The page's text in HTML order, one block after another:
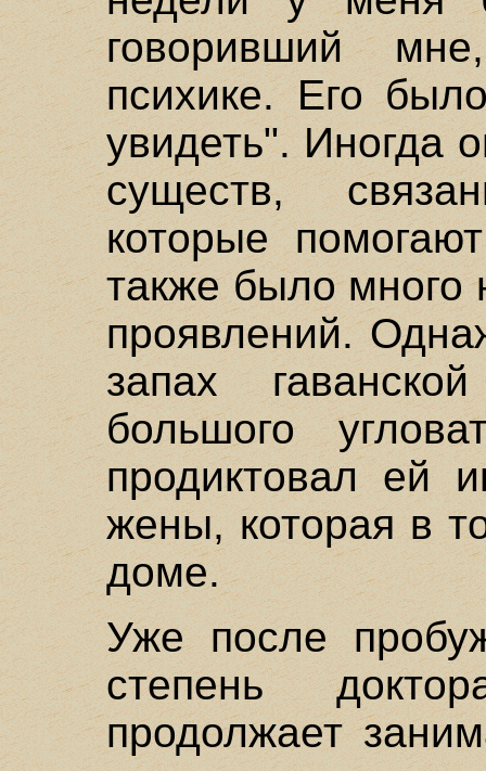
говоривший
психике. Его
увидеть". Иногда
существ,
которые
также было много
проявлений.
запах
большого
продиктовал ей
жены, которая в
доме.
Уже после
степень
продолжает